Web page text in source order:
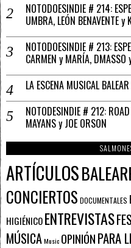
NOTODOESINDIE # 214:
UMBRA, LEÓN BENAVENTE y
NOTODOESINDIE # 213:
CARMEN y MARÍA, DMASSO
LA ESCENA MUSICAL
NOTODESINDIE # 212:
MAYANS y JOE ORSON
ARTÍCULOS
CONCIERTOS DOCUMENTALES
HIGIÉNICOENTREVISTAS
MÚSICAMusic OPINIÓNPARA